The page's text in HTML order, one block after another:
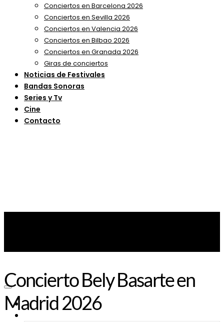
Conciertos en Barcelona 2026
Conciertos en Sevilla 2026
Conciertos en Valencia 2026
Conciertos en Bilbao 2026
Conciertos en Granada 2026
Giras de conciertos
Noticias de Festivales
Bandas Sonoras
Series y Tv
Cine
Contacto
Noticias
Concierto Bely Basarte en
Madrid 2026